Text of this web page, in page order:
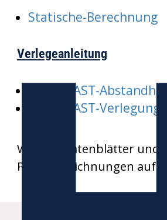
Statische-Berechnung
Verlegeanleitung
HEKAPLAST-
HEKAPLAST-Verlegung
Weitere Datenblätter und
Produktzeichnungen auf